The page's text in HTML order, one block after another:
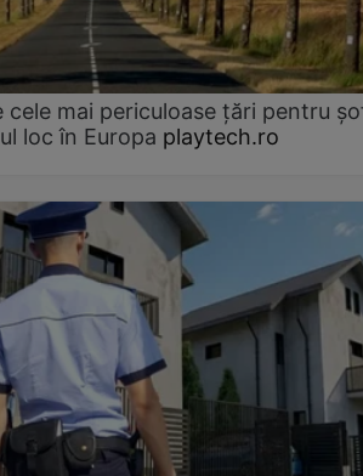
cele mai periculoase țări pentru
loc în Europa playtech.ro